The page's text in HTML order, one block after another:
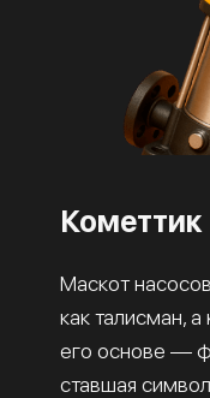
Кометтик
Маскот
как талисман,
его основе —
ставшая